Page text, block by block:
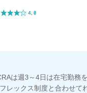
は週3～4日は在宅勤務
レックス制度と合わせて